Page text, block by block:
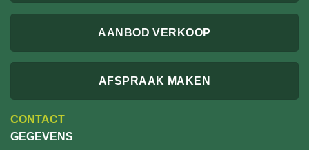
AANBOD VERKOOP
AFSPRAAK MAKEN
CONTACT
GEGEVENS